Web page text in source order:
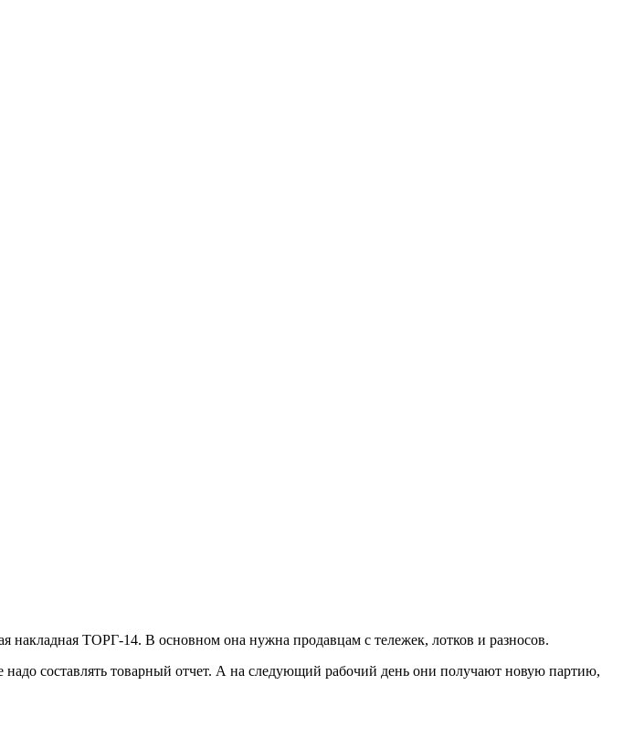
накладная ТОРГ-14. В основном она нужна продавцам с тележек, лотков и разносов.
составлять товарный отчет. А на следующий рабочий день они получают новую партию,